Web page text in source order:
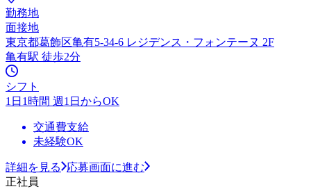
勤務地
面接地
東京都葛飾区亀有5-34-6 レジデンス・フォンテーヌ 2F
亀有駅 徒歩2分
シフト
1日1時間 週1日からOK
交通費支給
未経験OK
詳細を見る
応募画面に進む
正社員